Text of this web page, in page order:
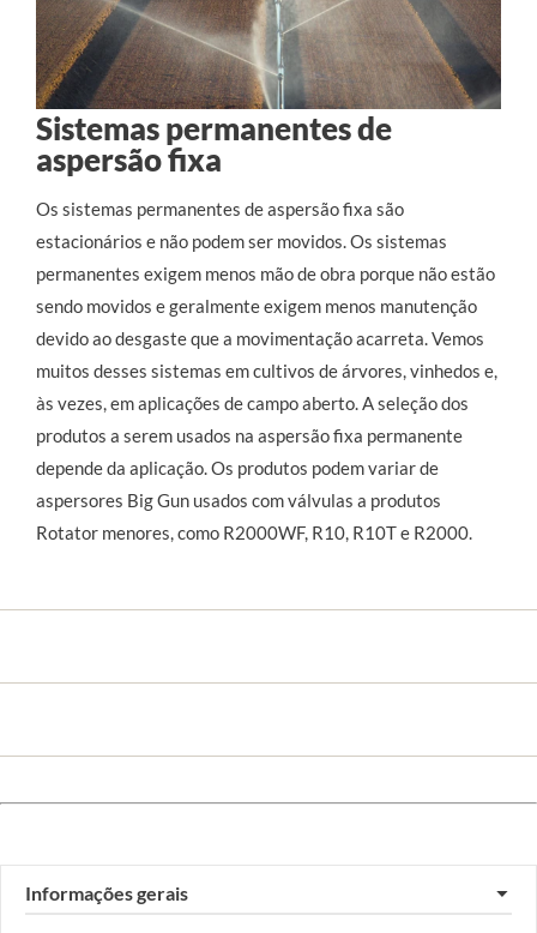
Sistemas permanentes de
aspersão fixa
Os sistemas permanentes de aspersão fixa são
estacionários e não podem ser movidos. Os sistemas
permanentes exigem menos mão de obra porque não estão
sendo movidos e geralmente exigem menos manutenção
devido ao desgaste que a movimentação acarreta. Vemos
muitos desses sistemas em cultivos de árvores, vinhedos e,
às vezes, em aplicações de campo aberto. A seleção dos
produtos a serem usados na aspersão fixa permanente
depende da aplicação. Os produtos podem variar de
aspersores Big Gun usados com válvulas a produtos
Rotator menores, como R2000WF, R10, R10T e R2000.
Informações gerais ▼